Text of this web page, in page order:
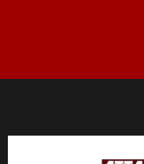
容